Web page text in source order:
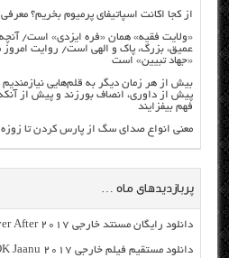
از کجا اکانت اسپاتیفای پرمیوم بخریم؟ معرفی ۴ فروشگاه معتبر ایرانی
«ولایت فقیه» همان «فره ایزدی» است/
عمیق، بزرگ، پاک و الهی است/ روایت
«جهاد تبیین» است
بیش از هر زمان دیگر به قلم‌هایی
پیش از داوری، انصاف بورزند و پیش از آنکه
فهم بیفزایند
معنی انواع صدای سگ از پارس کردن تا
پربازدیدهای ماه …
دانلود رایگان مسنتد خارجی Britney Ever After 2017 با لینک مستقیم
دانلود مستقیم فیلم خارجی OK Jaanu 2017 از سرور سایت